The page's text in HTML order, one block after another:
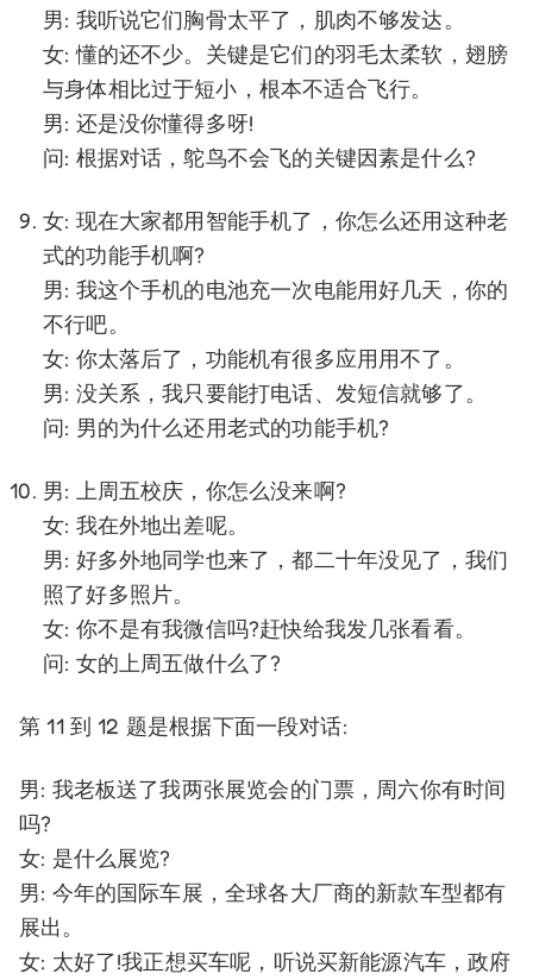
男: 我听说它们胸骨太平了，肌肉不够发达。
女: 懂的还不少。关键是它们的羽毛太柔软，翅膀
与身体相比过于短小，根本不适合飞行。
男: 还是没你懂得多呀!
问: 根据对话，鸵鸟不会飞的关键因素是什么?
女: 现在大家都用智能手机了，你怎么还用这种老
式的功能手机啊?
男: 我这个手机的电池充一次电能用好几天，你的
不行吧。
女: 你太落后了，功能机有很多应用用不了。
男: 没关系，我只要能打电话、发短信就够了。
问: 男的为什么还用老式的功能手机?
男: 上周五校庆，你怎么没来啊?
女: 我在外地出差呢。
男: 好多外地同学也来了，都二十年没见了，我们
照了好多照片。
女: 你不是有我微信吗?赶快给我发几张看看。
问: 女的上周五做什么了?
第 11 到 12 题是根据下面一段对话:
男: 我老板送了我两张展览会的门票，周六你有时间
吗?
女: 是什么展览?
男: 今年的国际车展，全球各大厂商的新款车型都有
展出。
女: 太好了!我正想买车呢，听说买新能源汽车，政府